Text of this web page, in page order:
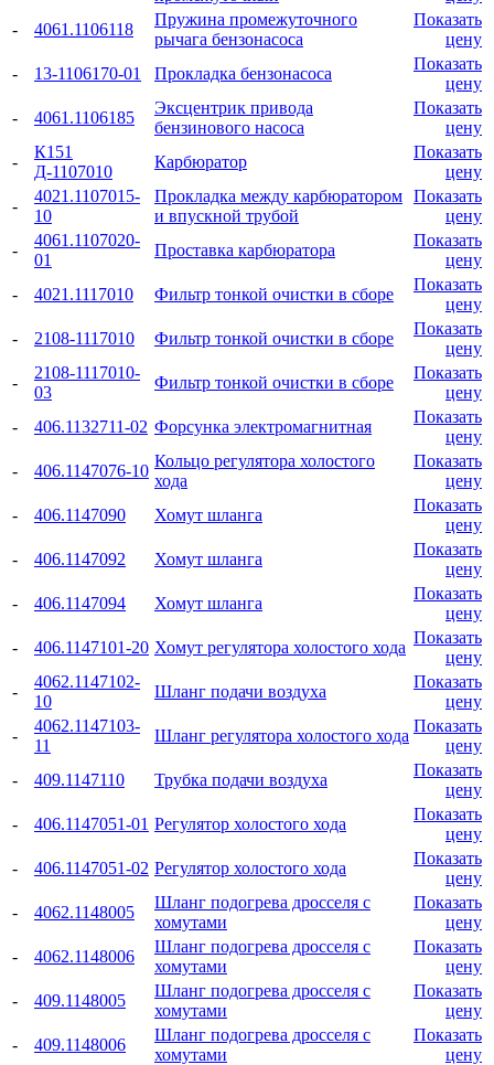
-
4061.1106118
Пружина промежуточного
рычага бензонасоса
Показать
цену
-
13-1106170-01 Прокладка бензонасоса
Показать
цену
-
4061.1106185
Эксцентрик привода
бензинового насоса
Показать
цену
-
К151
Д-1107010
Карбюратор
Показать
цену
-
4021.1107015-
10
Прокладка между карбюратором
и впускной трубой
Показать
цену
-
4061.1107020-
01
Проставка карбюратора
Показать
цену
-
4021.1117010 Фильтр тонкой очистки в сборе
Показать
цену
-
2108-1117010 Фильтр тонкой очистки в сборе
Показать
цену
-
2108-1117010-
03
Фильтр тонкой очистки в сборе
Показать
цену
-
406.1132711-02 Форсунка электромагнитная
Показать
цену
-
406.1147076-10
Кольцо регулятора холостого
хода
Показать
цену
-
406.1147090 Хомут шланга
Показать
цену
-
406.1147092 Хомут шланга
Показать
цену
-
406.1147094 Хомут шланга
Показать
цену
-
406.1147101-20 Хомут регулятора холостого хода
Показать
цену
-
4062.1147102-
10
Шланг подачи воздуха
Показать
цену
-
4062.1147103-
11
Шланг регулятора холостого хода
Показать
цену
-
409.1147110 Трубка подачи воздуха
Показать
цену
-
406.1147051-01 Регулятор холостого хода
Показать
цену
-
406.1147051-02 Регулятор холостого хода
Показать
цену
-
4062.1148005
Шланг подогрева дросселя с
хомутами
Показать
цену
-
4062.1148006
Шланг подогрева дросселя с
хомутами
Показать
цену
-
409.1148005
Шланг подогрева дросселя с
хомутами
Показать
цену
-
409.1148006
Шланг подогрева дросселя с
хомутами
Показать
цену